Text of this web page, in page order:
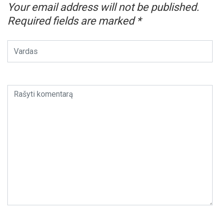
Your email address will not be published.
Required fields are marked *